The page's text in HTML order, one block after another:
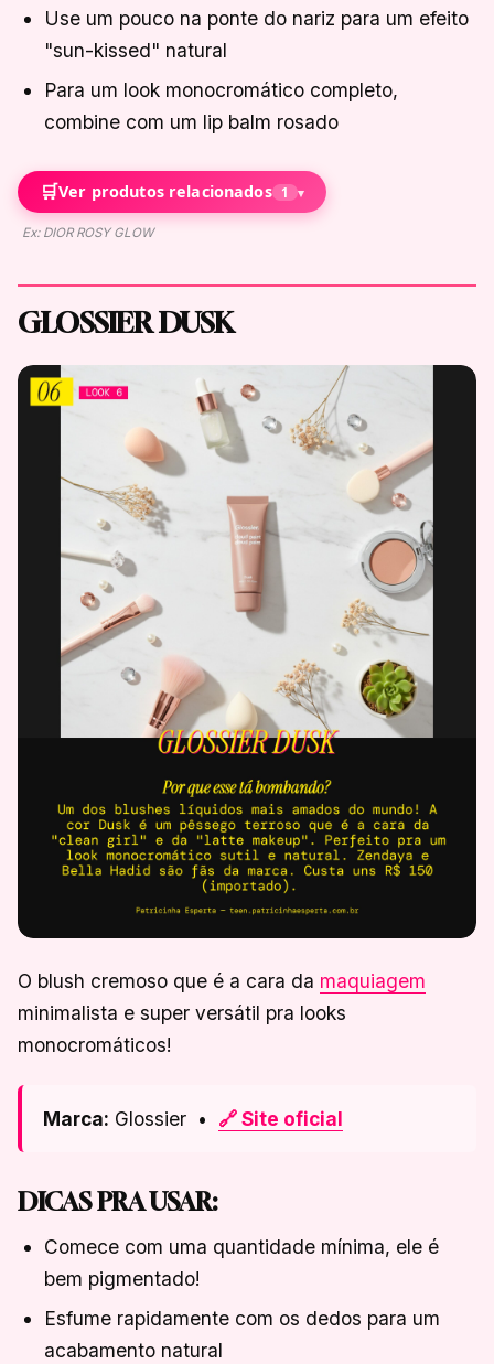
Use um pouco na ponte do nariz para um efeito
"sun-kissed" natural
Para um look monocromático completo,
combine com um lip balm rosado
🛒Ver produtos relacionados 1 ▾
Ex: DIOR ROSY GLOW
GLOSSIER DUSK
O blush cremoso que é a cara da maquiagem
minimalista e super versátil pra looks
monocromáticos!
Marca: Glossier • 🔗 Site oficial
DICAS PRA USAR:
Comece com uma quantidade mínima, ele é
bem pigmentado!
Esfume rapidamente com os dedos para um
acabamento natural